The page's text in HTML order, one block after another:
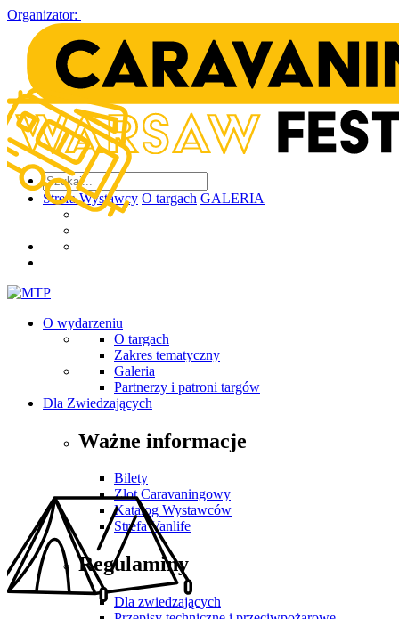
Organizator:
Strefa Wystawcy O targach GALERIA
O wydarzeniu
O targach
Zakres tematyczny
Galeria
Partnerzy i patroni targów
Dla Zwiedzających
Ważne informacje
Bilety
Zlot Caravaningowy
Katalog Wystawców
Strefa Vanlife
Regulaminy
Dla zwiedzających